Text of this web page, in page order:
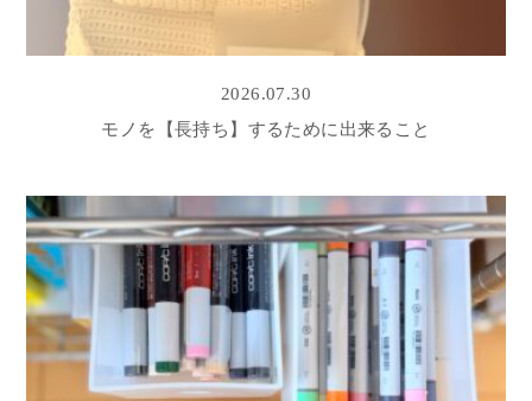
2026.07.30
モノを【長持ち】するために出来ること